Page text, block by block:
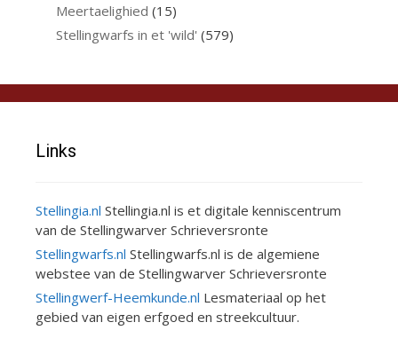
Meertaelighied (15)
Stellingwarfs in et 'wild' (579)
Links
Stellingia.nl Stellingia.nl is et digitale kenniscentrum
van de Stellingwarver Schrieversronte
Stellingwarfs.nl Stellingwarfs.nl is de algemiene
webstee van de Stellingwarver Schrieversronte
Stellingwerf-Heemkunde.nl Lesmateriaal op het
gebied van eigen erfgoed en streekcultuur.